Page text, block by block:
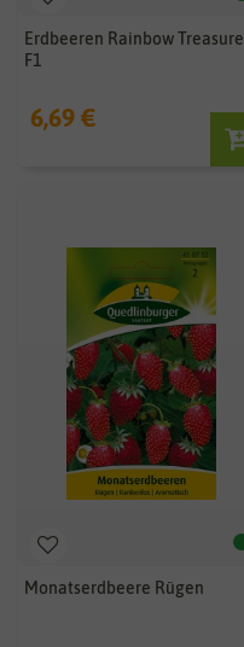
Erdbeeren Rainbow Treasure
F1
6,69 €
Monatserdbeere Rügen